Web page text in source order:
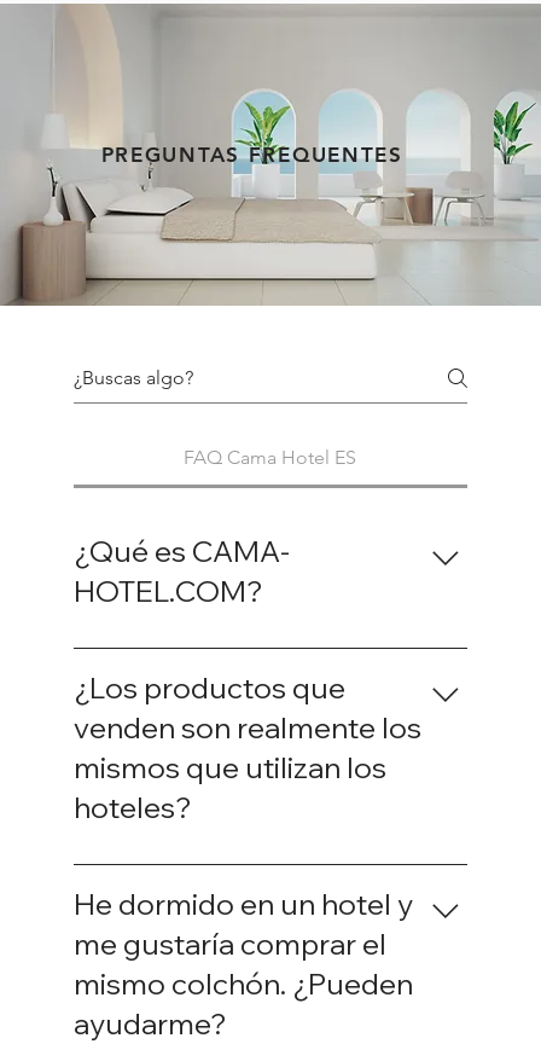
PREGUNTAS FREQUENTES
FAQ Cama Hotel ES
¿Qué es CAMA-
HOTEL.COM?
CAMA-HOTEL.COM es una tienda
especializada en la venta de colchones,
somieres, ropa de cama, almohadas,
edredones y complementos utilizados en
hoteles de prestigio. Nuestro objetivo es
permitir que los particulares disfruten en su
¿Los productos que
venden son realmente los
mismos que utilizan los
hoteles?
Sí. Trabajamos directamente con
fabricantes que suministran a cadenas
hoteleras internacionales. En muchos
casos, los colchones y productos que
ofrecemos son exactamente los mismos
modelos utilizados por los hoteles, o
He dormido en un hotel y
me gustaría comprar el
mismo colchón. ¿Pueden
ayudarme?